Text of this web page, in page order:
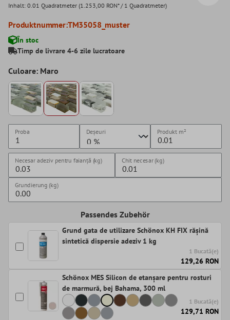
Inhalt: 0.01 Quadratmeter (1.253,00 RON* / 1 Quadratmeter)
Produktnummer:TM35058_muster
În stoc
Timp de livrare 4-6 zile lucratoare
Culoare: Maro
Proba Deșeuri Produkt m²
Necesar adeziv pentru faianță (kg) Chit necesar (kg)
Grundierung (kg)
Passendes Zubehör
Grund gata de utilizare Schönox KH FIX rășină
sintetică dispersie adeziv 1 kg
1 Bucată(e)
129,26 RON
Schönox MES Silicon de etanșare pentru rosturi
de marmură, bej Bahama, 300 ml
1 Bucată(e)
129,71 RON